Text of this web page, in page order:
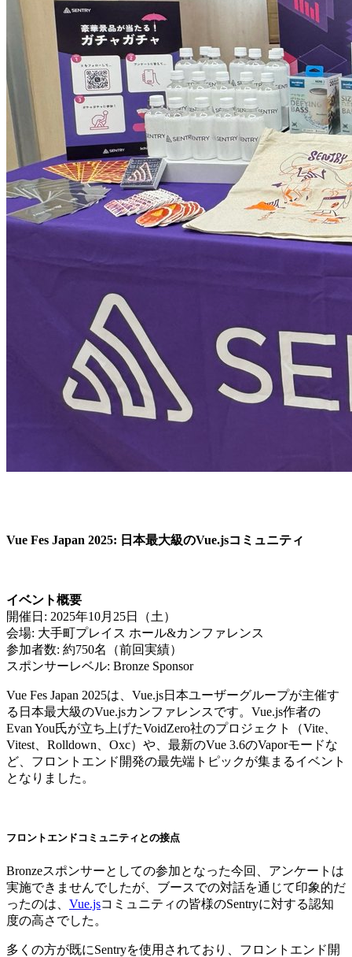
Vue Fes Japan 2025: 日本最大級のVue.jsコミュニティ
イベント概要
開催日: 2025年10月25日（土）
会場: 大手町プレイス ホール&カンファレンス
参加者数: 約750名（前回実績）
スポンサーレベル: Bronze Sponsor
Vue Fes Japan 2025は、Vue.js日本ユーザーグループが主催す
る日本最大級のVue.jsカンファレンスです。Vue.js作者の
Evan You氏が立ち上げたVoidZero社のプロジェクト（Vite、
Vitest、Rolldown、Oxc）や、最新のVue 3.6のVaporモードな
ど、フロントエンド開発の最先端トピックが集まるイベント
となりました。
フロントエンドコミュニティとの接点
Bronzeスポンサーとしての参加となった今回、アンケートは
実施できませんでしたが、ブースでの対話を通じて印象的だ
ったのは、 Vue.jsコミュニティの皆様のSentryに対する認知
度の高さでした。
多くの方が既にSentryを使用されており、フロントエンド開